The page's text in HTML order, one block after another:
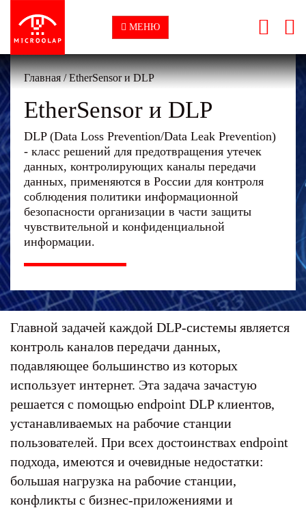
МЕНЮ
Главная /EtherSensor и DLP
EtherSensor и DLP
DLP (Data Loss Prevention/Data Leak Prevention)
- класс решений для предотвращения утечек
данных, контролирующих каналы передачи
данных, применяются в России для контроля
соблюдения политики информационной
безопасности организации в части защиты
чувствительной и конфиденциальной
информации.
Главной задачей каждой DLP-системы является
контроль каналов передачи данных,
подавляющее большинство из которых
использует интернет. Эта задача зачастую
решается с помощью endpoint DLP клиентов,
устанавливаемых на рабочие станции
пользователей. При всех достоинствах endpoint
подхода, имеются и очевидные недостатки:
большая нагрузка на рабочие станции,
конфликты с бизнес-приложениями и